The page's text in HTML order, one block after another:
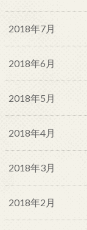
2018年7月
2018年6月
2018年5月
2018年4月
2018年3月
2018年2月